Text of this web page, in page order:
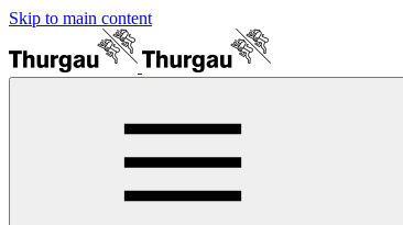
Skip to main content